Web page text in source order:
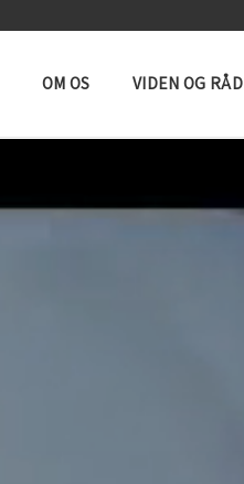
OM OS VIDEN OG RÅD